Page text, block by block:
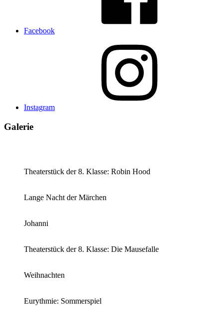
Facebook
Instagram
Galerie
Theaterstück der 8. Klasse: Robin Hood
Lange Nacht der Märchen
Johanni
Theaterstück der 8. Klasse: Die Mausefalle
Weihnachten
Eurythmie: Sommerspiel